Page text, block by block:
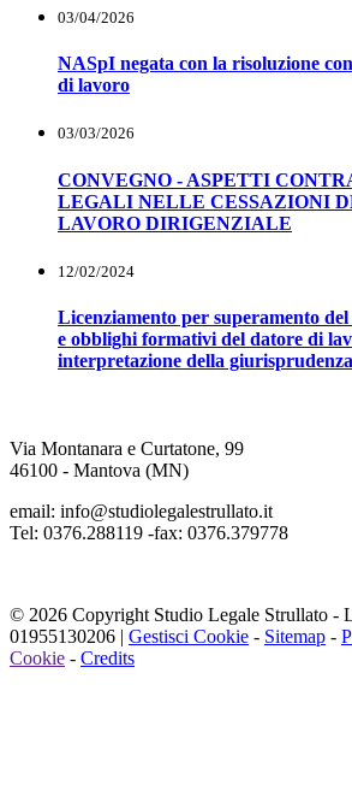
03/04/2026
NASpI negata con la risoluzione
di lavoro
03/03/2026
CONVEGNO - ASPETTI
LEGALI NELLE CESSAZIONI
LAVORO DIRIGENZIALE
12/02/2024
Licenziamento per superamento
e obblighi formativi del datore di
interpretazione della
Via Montanara e Curtatone, 99
46100 - Mantova (MN)
email: info@studiolegalestrullato.it
Tel: 0376.288119 -fax: 0376.379778
© 2026 Copyright Studio Legale Strullato -
01955130206 | Gestisci Cookie - Sitemap -
Cookie - Credits